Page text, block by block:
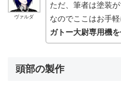
ヴァルダ
ただ、筆者は塗装が
なのでここはお手軽
ガトー大尉専用機
頭部の製作